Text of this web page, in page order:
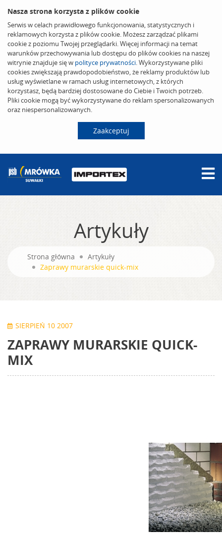
Nasza strona korzysta z plików cookie
Serwis w celach prawidłowego funkcjonowania, statystycznych i
reklamowych korzysta z plików cookie. Możesz zarządzać plikami
cookie z poziomu Twojej przeglądarki. Więcej informacji na temat
warunków przechowywania lub dostępu do plików cookies na naszej
witrynie znajduje się w polityce prywatności. Wykorzystywane pliki
cookies zwiększają prawdopodobieństwo, że reklamy produktów lub
usług wyświetlane w ramach usług internetowych, z których
korzystasz, będą bardziej dostosowane do Ciebie i Twoich potrzeb.
Pliki cookie mogą być wykorzystywane do reklam spersonalizowanych
oraz niespersonalizowanych.
Zaakceptuj
Artykuły
Strona główna
Artykuły
Zaprawy murarskie quick-mix
SIERPIEŃ 10 2007
ZAPRAWY MURARSKIE QUICK-
MIX